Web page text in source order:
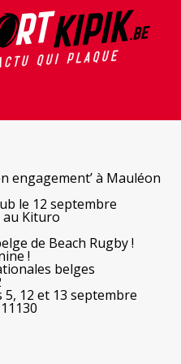
engagement’ à Mauléon
le 12 septembre
Kituro
de Beach Rugby !
!
belges
12 et 13 septembre
11130